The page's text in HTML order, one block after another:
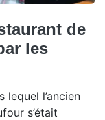
de
les
lequel l’ancien
s’était